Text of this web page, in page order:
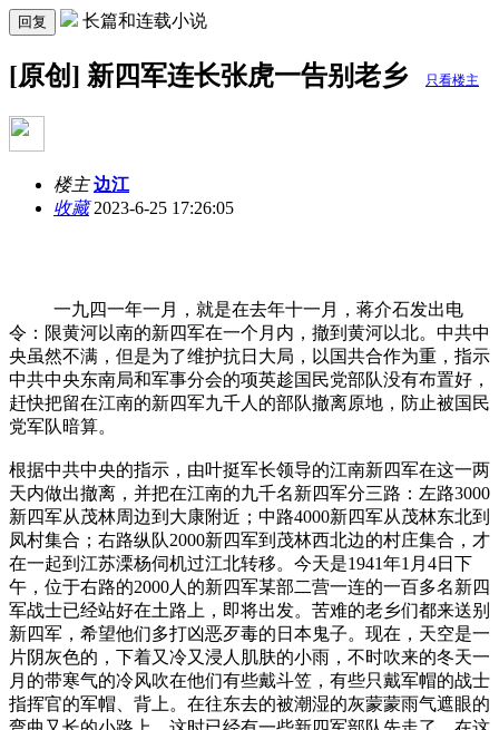
回复 长篇和连载小说
[原创] 新四军连长张虎一告别老乡 只看楼主
楼主 边江
收藏2023-6-25 17:26:05
一九四一年一月，就是在去年十一月，蒋介石发出电
令：限黄河以南的新四军在一个月内，撤到黄河以北。中共中
央虽然不满，但是为了维护抗日大局，以国共合作为重，指示
中共中央东南局和军事分会的项英趁国民党部队没有布置好，
赶快把留在江南的新四军九千人的部队撤离原地，防止被国民
党军队暗算。
根据中共中央的指示，由叶挺军长领导的江南新四军在这一两
天内做出撤离，并把在江南的九千名新四军分三路：左路3000
新四军从茂林周边到大康附近；中路4000新四军从茂林东北到
凤村集合；右路纵队2000新四军到茂林西北边的村庄集合，才
在一起到江苏溧杨伺机过江北转移。今天是1941年1月4日下
午，位于右路的2000人的新四军某部二营一连的一百多名新四
军战士已经站好在土路上，即将出发。苦难的老乡们都来送别
新四军，希望他们多打凶恶歹毒的日本鬼子。现在，天空是一
片阴灰色的，下着又冷又浸人肌肤的小雨，不时吹来的冬天一
月的带寒气的冷风吹在他们有些戴斗笠，有些只戴军帽的战士
指挥官的军帽、背上。在往东去的被潮湿的灰蒙蒙雨气遮眼的